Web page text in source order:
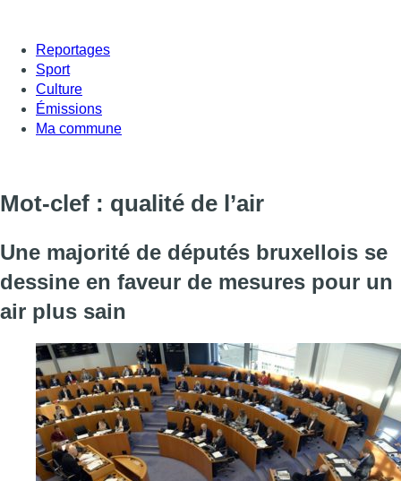
Reportages
Sport
Culture
Émissions
Ma commune
Mot-clef : qualité de l’air
Une majorité de députés bruxellois se
dessine en faveur de mesures pour un
air plus sain